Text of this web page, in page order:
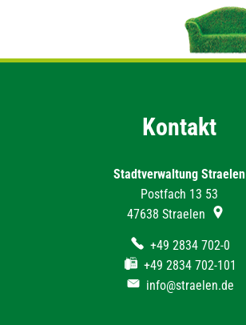
Kontakt
Stadtverwaltung Straelen
Postfach 13 53
47638 Straelen
+49 2834 702-0
+49 2834 702-101
info@straelen.de